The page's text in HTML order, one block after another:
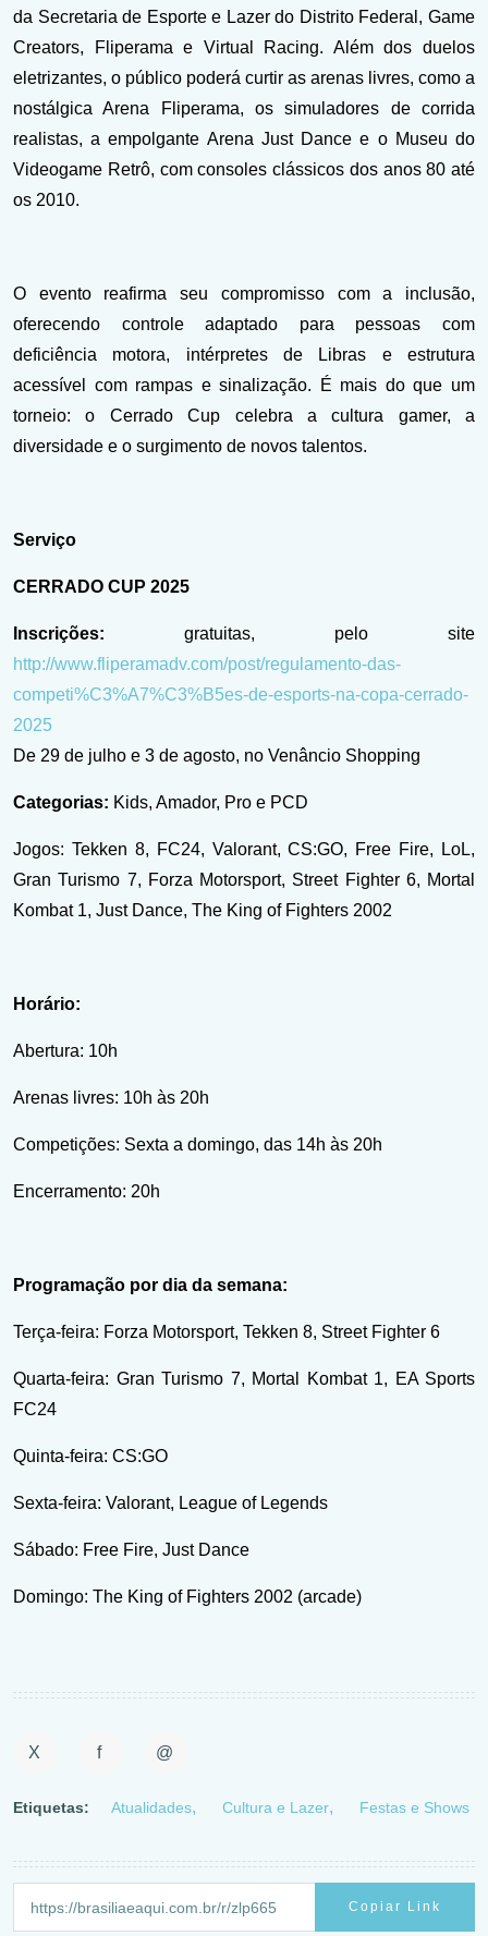
da Secretaria de Esporte e Lazer do Distrito Federal, Game
Creators, Fliperama e Virtual Racing. Além dos duelos
eletrizantes, o público poderá curtir as arenas livres, como a
nostálgica Arena Fliperama, os simuladores de corrida
realistas, a empolgante Arena Just Dance e o Museu do
Videogame Retrô, com consoles clássicos dos anos 80 até
os 2010.
O evento reafirma seu compromisso com a inclusão,
oferecendo controle adaptado para pessoas com
deficiência motora, intérpretes de Libras e estrutura
acessível com rampas e sinalização. É mais do que um
torneio: o Cerrado Cup celebra a cultura gamer, a
diversidade e o surgimento de novos talentos.
Serviço
CERRADO CUP 2025
Inscrições: gratuitas, pelo site
http://www.fliperamadv.com/post/regulamento-das-
competi%C3%A7%C3%B5es-de-esports-na-copa-cerrado-
2025
De 29 de julho e 3 de agosto, no Venâncio Shopping
Categorias: Kids, Amador, Pro e PCD
Jogos: Tekken 8, FC24, Valorant, CS:GO, Free Fire, LoL,
Gran Turismo 7, Forza Motorsport, Street Fighter 6, Mortal
Kombat 1, Just Dance, The King of Fighters 2002
Horário:
Abertura: 10h
Arenas livres: 10h às 20h
Competições: Sexta a domingo, das 14h às 20h
Encerramento: 20h
Programação por dia da semana:
Terça-feira: Forza Motorsport, Tekken 8, Street Fighter 6
Quarta-feira: Gran Turismo 7, Mortal Kombat 1, EA Sports
FC24
Quinta-feira: CS:GO
Sexta-feira: Valorant, League of Legends
Sábado: Free Fire, Just Dance
Domingo: The King of Fighters 2002 (arcade)
X f @
Etiquetas: Atualidades Cultura e Lazer Festas e Shows
Copiar Link